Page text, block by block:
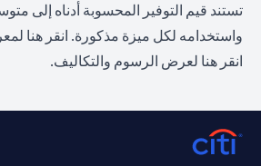
تستند قيم التوفير المحسوبة أدناه إلى
واستخدامه لكل ميزة مذكورة. انقر هنا
انقر هنا لعرض الرسوم والتكاليف.